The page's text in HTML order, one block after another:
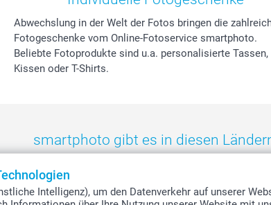
Intelligenz), um den Datenverkehr auf unserer
Abwechslung in der Welt der Fotos bringen die
Fotogeschenke vom Online-Fotoservice smartphoto.
Beliebte Fotoprodukte sind u.a. personalisierte Tassen,
Kissen oder T-Shirts.
smartphoto gibt es in diesen